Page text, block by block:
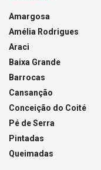
Amargosa
Amélia Rodrigues
Araci
Baixa Grande
Barrocas
Cansanção
Conceição do Coité
Pé de Serra
Pintadas
Queimadas